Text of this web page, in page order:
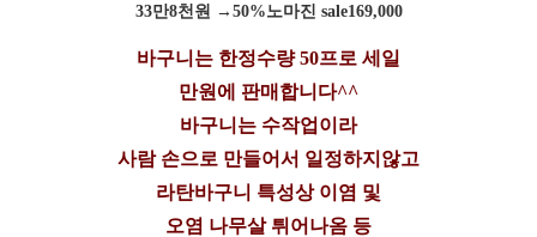
33만8천원 →50%노마진 sale169,000
바구니는 한정수량 50프로 세일
만원에 판매합니다^^
바구니는 수작업이라
사람 손으로 만들어서 일정하지않고
라탄바구니 특성상 이염 및
오염 나무살 튀어나옴 등